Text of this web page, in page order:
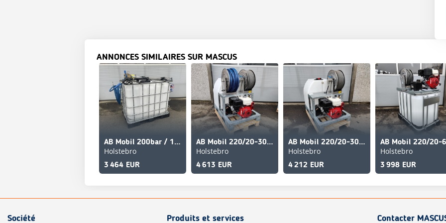
ANNONCES SIMILAIRES SUR MASCUS
AB Mobil 200bar / 15 L/min 640L. Inkl. slange og lans
Holstebro
3 464 EUR
AB Mobil 220/20-300 Honda 13hk el-start OBS: 2x slang
Holstebro
4 613 EUR
AB Mobil 220/20-300 Honda 13hk el-start 50 meter slan
Holstebro
4 212 EUR
Holstebro
3 998 EUR
Société Produits et services Contacter